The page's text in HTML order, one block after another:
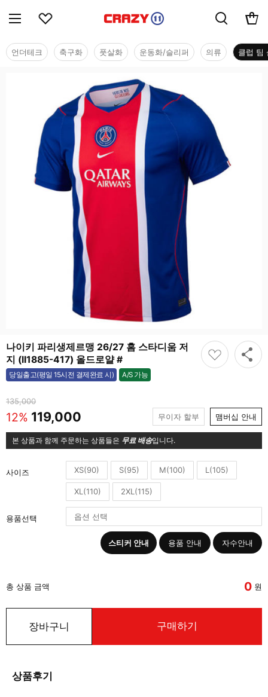
언더테크 축구화 풋살화 운동화/슬리퍼 의류 클럽 팀
나이키 파리생제르맹 26/27 홈 스타디움 저
지 (II1885-417) 올드로얄 #
당일출고(평일 15시전 결제완료 시) A/S 가능
가능
135,000
12% 119,000 무이자 할부 맴버십 안내
본 상품과 함께 주문하는 상품들은 무료 배송입니다.
사이즈 XS(90) S(95) M(100) L(105)
XL(110) 2XL(115)
용품선택
스티커 안내 용품 안내 자수안내
총 상품 금액 0 원
장바구니 구매하기
상품후기